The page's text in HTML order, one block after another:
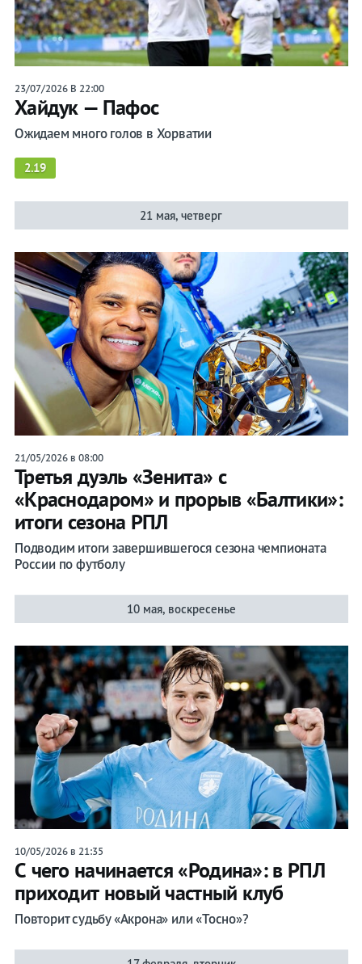
23/07/2026 В 22:00
Хайдук — Пафос
Ожидаем много голов в Хорватии
2.19
21 мая, четверг
21/05/2026 в 08:00
Третья дуэль «Зенита» с
«Краснодаром» и прорыв «Балтики»:
итоги сезона РПЛ
Подводим итоги завершившегося сезона чемпионата
России по футболу
10 мая, воскресенье
10/05/2026 в 21:35
С чего начинается «Родина»: в РПЛ
приходит новый частный клуб
Повторит судьбу «Акрона» или «Тосно»?